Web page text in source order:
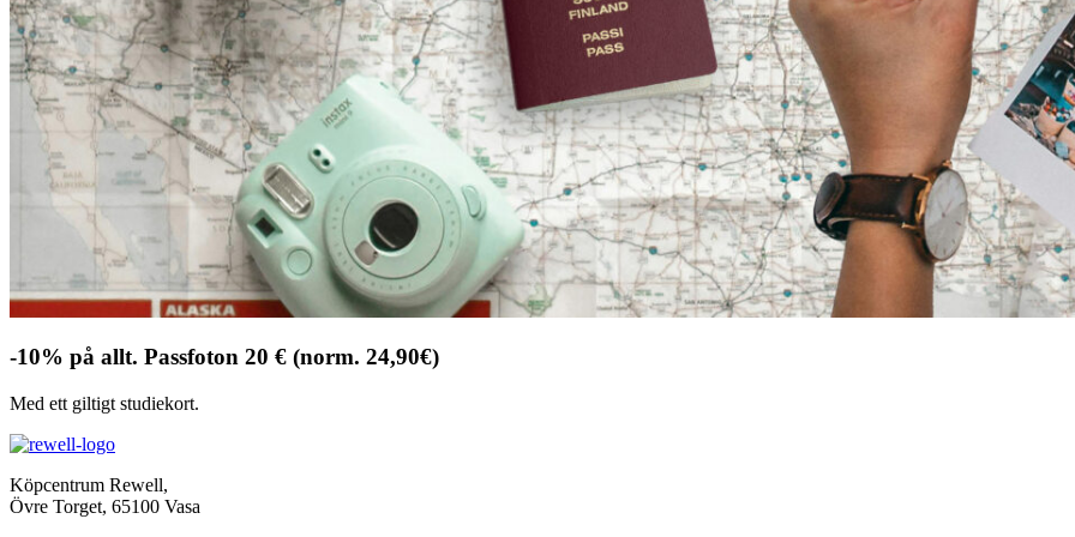
-10% på allt. Passfoton 20 € (norm. 24,90€)
Med ett giltigt studiekort.
Köpcentrum Rewell,
Övre Torget, 65100 Vasa